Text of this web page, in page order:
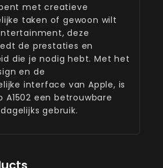
met creatieve
taken of gewoon wilt
deze
de prestaties en
die je nodig hebt. Met het
en de
interface van Apple, is
A1502 een betrouwbare
gebruik.